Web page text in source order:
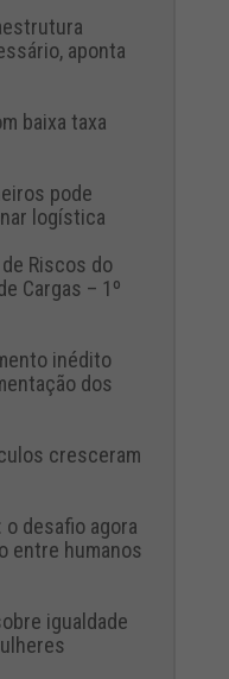
aponta
baixa taxa
pode
logística
Riscos do
Cargas – 1º
inédito
dos
cresceram
o desafio agora
entre humanos
igualdade